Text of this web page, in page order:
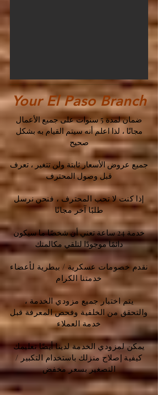
Your El Paso Branch
ضمان لمدة 5 سنوات على جميع الأعمال
مجانًا ، لذا اعلم أنه سيتم القيام به بشكل
صحيح
جميع عروض الأسعار ثابتة ولن تتغير ، تعرف
قبل وصول المحترف
إذا كنت لا تحب المحترف ، فنحن نرسل
طلبًا آخر مجانًا
خدمة 24 ساعة تعني أن شخصًا ما سيكون
دائمًا موجودًا لتلقي مكالمتك
نقدم خصومات عسكرية / بيطرية لأعضاء
خدمتنا الكرام
يتم اختبار جميع مزودي الخدمة ،
والتحقق من الخلفية وفحص المعرفة قبل
خدمة العملاء
يمكن لمزودي الخدمة لدينا أيضًا تعليمك
كيفية إصلاح منزلك باستخدام التكبير /
التصغير بسعر مخفض